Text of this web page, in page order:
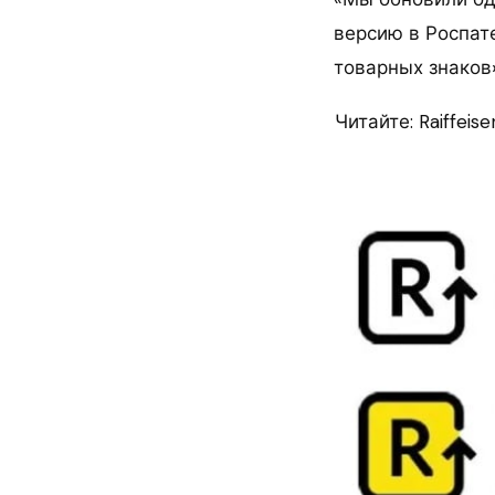
версию в
товарных
Читайте: